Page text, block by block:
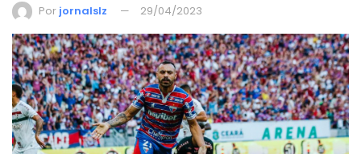
Por jornalslz 29/04/2023